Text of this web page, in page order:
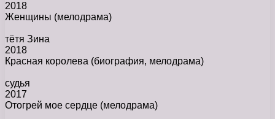
2018
Женщины (мелодрама)
тётя Зина
2018
Красная королева (биография, мелодрама)
судья
2017
Отогрей мое сердце (мелодрама)